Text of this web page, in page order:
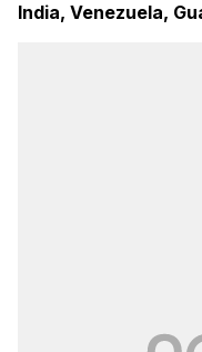
India, Venezuela,